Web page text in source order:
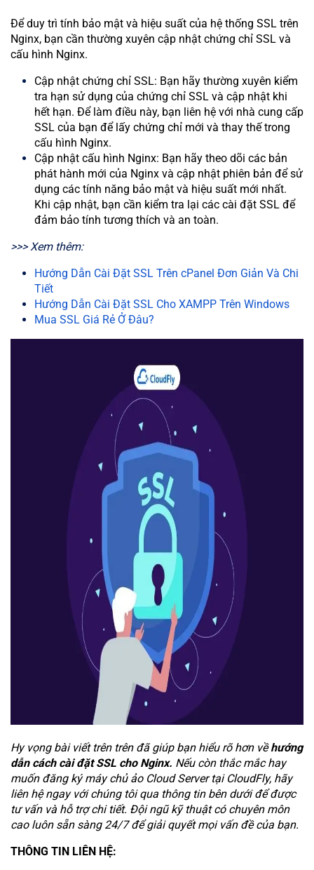
Để duy trì tính bảo mật và hiệu suất của hệ thống SSL trên
Nginx, bạn cần thường xuyên cập nhật chứng chỉ SSL và
cấu hình Nginx.
Cập nhật chứng chỉ SSL: Bạn hãy thường xuyên kiểm
tra hạn sử dụng của chứng chỉ SSL và cập nhật khi
hết hạn. Để làm điều này, bạn liên hệ với nhà cung cấp
SSL của bạn để lấy chứng chỉ mới và thay thế trong
cấu hình Nginx.
Cập nhật cấu hình Nginx: Bạn hãy theo dõi các bản
phát hành mới của Nginx và cập nhật phiên bản để sử
dụng các tính năng bảo mật và hiệu suất mới nhất.
Khi cập nhật, bạn cần kiểm tra lại các cài đặt SSL để
đảm bảo tính tương thích và an toàn.
>>> Xem thêm:
Hướng Dẫn Cài Đặt SSL Trên cPanel Đơn Giản Và Chi
Tiết
Hướng Dẫn Cài Đặt SSL Cho XAMPP Trên Windows
Mua SSL Giá Rẻ Ở Đâu?
Hy vọng bài viết trên trên đã giúp bạn hiểu rõ hơn vềhướng
dẫn cách cài đặt SSL cho Nginx. Nếu còn thắc mắc hay
muốn đăng ký máy chủ ảo Cloud Server tại CloudFly, hãy
liên hệ ngay với chúng tôi qua thông tin bên dưới để được
tư vấn và hỗ trợ chi tiết. Đội ngũ kỹ thuật có chuyên môn
cao luôn sẵn sàng 24/7 để giải quyết mọi vấn đề của bạn.
THÔNG TIN LIÊN HỆ: